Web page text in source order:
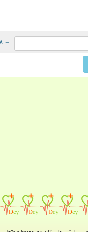
= ۸ بعلاوه ۱